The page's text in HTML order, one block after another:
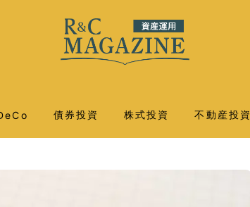
債券投資 株式投資 不動産投資